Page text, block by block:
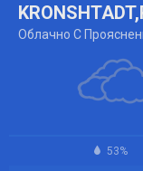
Облачно С
53%